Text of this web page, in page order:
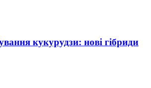
кукурудзи: нові гібриди